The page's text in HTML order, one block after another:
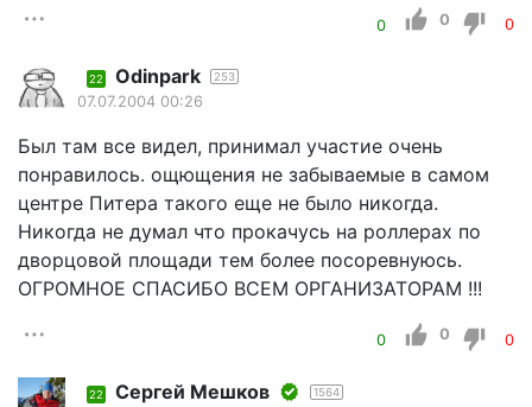
0 0 0
22 Odinpark 253
07.07.2004 00:26
Был там все видел, принимал участие очень
понравилось. ощющения не забываемые в самом
центре Питера такого еще не было никогда.
Никогда не думал что прокачусь на роллерах по
дворцовой площади тем более посоревнуюсь.
ОГРОМНОЕ СПАСИБО ВСЕМ ОРГАНИЗАТОРАМ !!!
0 0 0
22 Сергей Мешков 1564